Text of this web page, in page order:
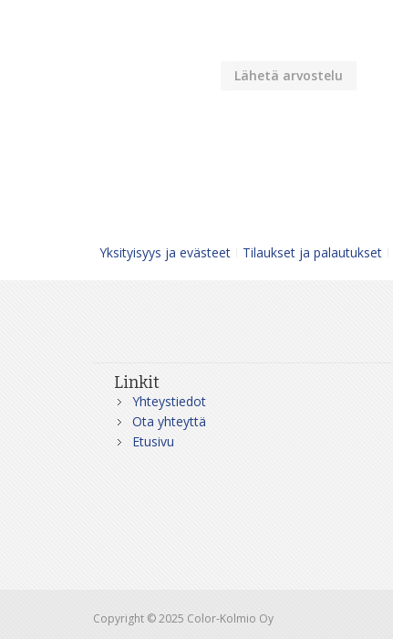
Lähetä arvostelu
Yksityisyys ja evästeet Tilaukset ja palautukset
Linkit
Yhteystiedot
Ota yhteyttä
Etusivu
Copyright © 2025 Color-Kolmio Oy